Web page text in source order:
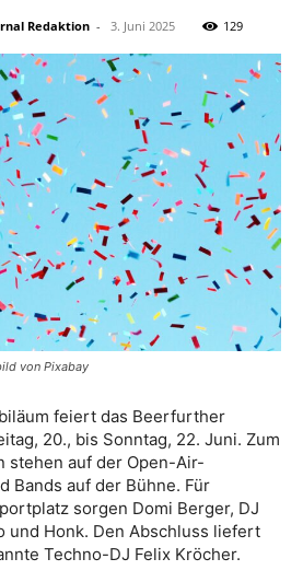
Redaktion - 3. Juni 2025 129
von Pixabay
feiert das Beerfurther
20., bis Sonntag, 22. Juni. Zum
stehen auf der Open-Air-
Bands auf der Bühne. Für
sorgen Domi Berger, DJ
und Honk. Den Abschluss liefert
Techno-DJ Felix Kröcher.